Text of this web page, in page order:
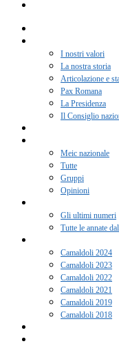
I nostri valori
La nostra storia
Articolazione e
Pax Romana
La Presidenza
Il Consiglio
Meic nazionale
Tutte
Gruppi
Opinioni
Gli ultimi numeri
Tutte le annate
Camaldoli 2024
Camaldoli 2023
Camaldoli 2022
Camaldoli 2021
Camaldoli 2019
Camaldoli 2018